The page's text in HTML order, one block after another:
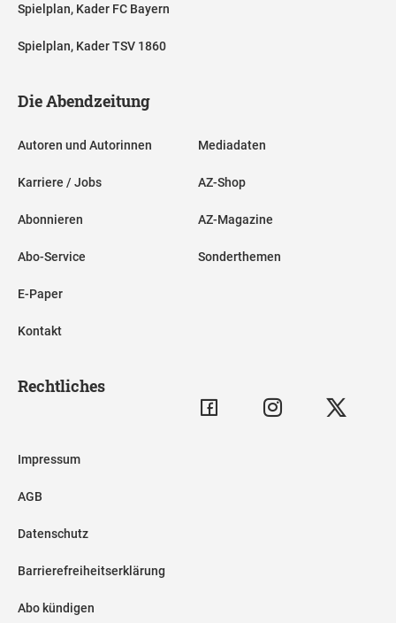
Spielplan, Kader FC Bayern
Spielplan, Kader TSV 1860
Die Abendzeitung
Autoren und Autorinnen
Karriere / Jobs
Abonnieren
Abo-Service
E-Paper
Kontakt
Mediadaten
AZ-Shop
AZ-Magazine
Sonderthemen
Rechtliches
Impressum
AGB
Datenschutz
Barrierefreiheitserklärung
Abo kündigen